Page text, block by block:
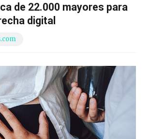
de 22.000 mayores para
digital